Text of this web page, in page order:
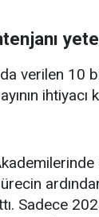
verilen 10
Sadece